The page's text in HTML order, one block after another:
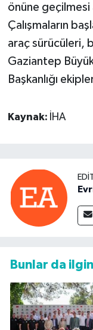
önüne geçilmesi
Çalışmaların
araç sürücüleri,
Gaziantep
Başkanlığı
Kaynak: İHA
Bunlar da